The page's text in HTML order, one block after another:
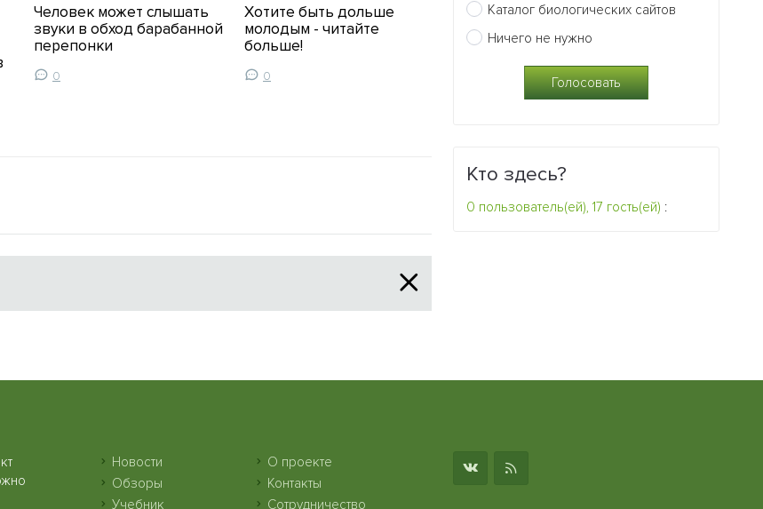
Человек может слышать
звуки в обход барабанной
перепонки
0
Хотите быть дольше
молодым - читайте
больше!
0
В США вирус герпеса
будут использовать для
выявления
злокачественных
Найден
Каталог биологических сайтов
Ничего не нужно
Кто здесь?
0 пользователь(ей), 17 гость(ей) :
Новости
Обзоры
Учебник
О проекте
Контакты
Сотрудничество